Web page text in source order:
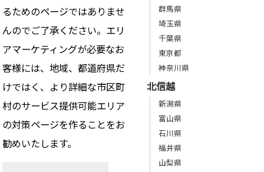
るためのページではありませ
んのでご了承ください。エリ
アマーケティングが必要なお
客様には、地域、都道府県だ
けではく、より詳細な市区町
村のサービス提供可能エリア
の対策ページを作ることをお
勧めいたします。
群馬県
埼玉県
千葉県
東京都
神奈川県
北信越
新潟県
富山県
石川県
福井県
山梨県